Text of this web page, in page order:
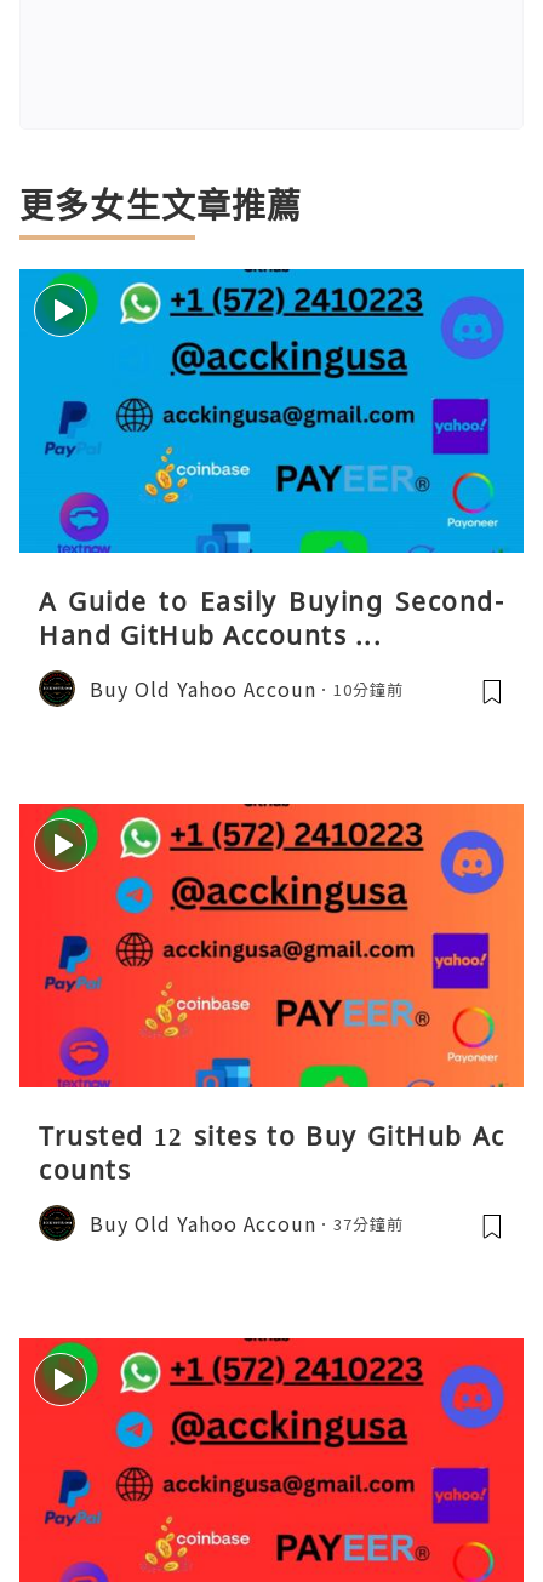
更多女生文章推薦
A Guide to Easily Buying Second-
Hand GitHub Accounts ...
Buy Old Yahoo Accoun 10分鐘前
Trusted 12 sites to Buy GitHub Ac
counts
Buy Old Yahoo Accoun 37分鐘前